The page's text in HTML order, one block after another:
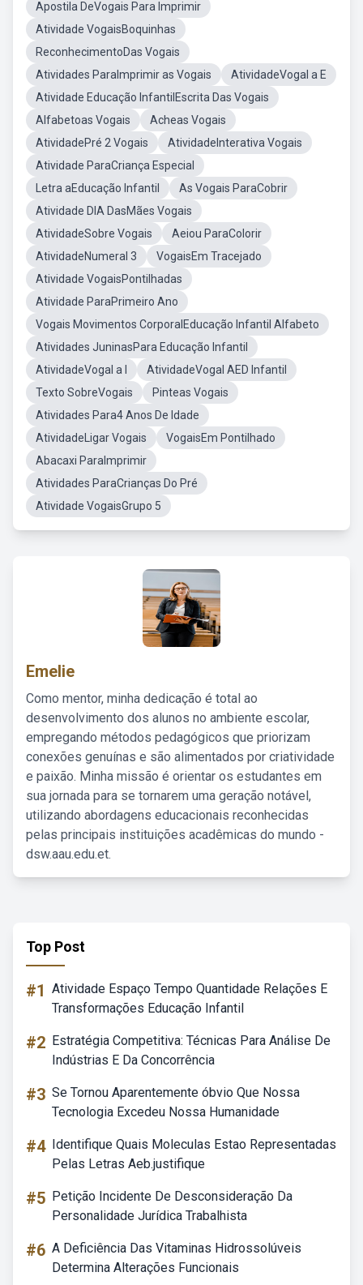
Apostila DeVogais Para Imprimir
Atividade VogaisBoquinhas
ReconhecimentoDas Vogais
Atividades ParaImprimir as Vogais
AtividadeVogal a E
Atividade Educação InfantilEscrita Das Vogais
Alfabetoas Vogais
Acheas Vogais
AtividadePré 2 Vogais
AtividadeInterativa Vogais
Atividade ParaCriança Especial
Letra aEducação Infantil
As Vogais ParaCobrir
Atividade DIA DasMães Vogais
AtividadeSobre Vogais
Aeiou ParaColorir
AtividadeNumeral 3
VogaisEm Tracejado
Atividade VogaisPontilhadas
Atividade ParaPrimeiro Ano
Vogais Movimentos CorporalEducação Infantil Alfabeto
Atividades JuninasPara Educação Infantil
AtividadeVogal a I
AtividadeVogal AED Infantil
Texto SobreVogais
Pinteas Vogais
Atividades Para4 Anos De Idade
AtividadeLigar Vogais
VogaisEm Pontilhado
Abacaxi ParaImprimir
Atividades ParaCrianças Do Pré
Atividade VogaisGrupo 5
Emelie
Como mentor, minha dedicação é total ao
desenvolvimento dos alunos no ambiente escolar,
empregando métodos pedagógicos que priorizam
conexões genuínas e são alimentados por criatividade
e paixão. Minha missão é orientar os estudantes em
sua jornada para se tornarem uma geração notável,
utilizando abordagens educacionais reconhecidas
pelas principais instituições acadêmicas do mundo -
dsw.aau.edu.et.
Top Post
#1 Atividade Espaço Tempo Quantidade Relações E
Transformações Educação Infantil
#2 Estratégia Competitiva: Técnicas Para Análise De
Indústrias E Da Concorrência
#3 Se Tornou Aparentemente óbvio Que Nossa
Tecnologia Excedeu Nossa Humanidade
#4 Identifique Quais Moleculas Estao Representadas
Pelas Letras Aeb.justifique
#5 Petição Incidente De Desconsideração Da
Personalidade Jurídica Trabalhista
#6 A Deficiência Das Vitaminas Hidrossolúveis
Determina Alterações Funcionais